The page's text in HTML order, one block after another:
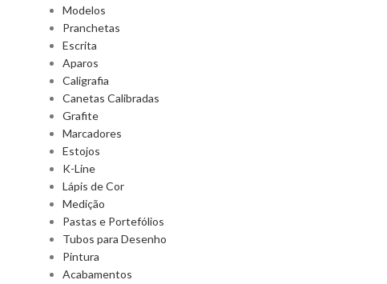
Modelos
Pranchetas
Escrita
Aparos
Caligrafia
Canetas Calibradas
Grafite
Marcadores
Estojos
K-Line
Lápis de Cor
Medição
Pastas e Portefólios
Tubos para Desenho
Pintura
Acabamentos